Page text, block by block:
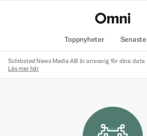
Toppnyheter
Schibsted News Media AB är ansvarig för dina
Läs mer här